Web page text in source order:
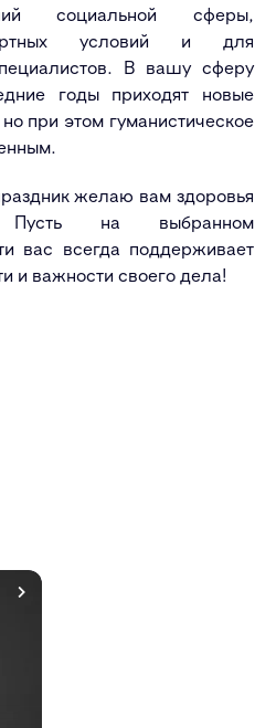
социальной сферы,
условий и для
В вашу сферу
годы приходят новые
при этом гуманистическое
желаю вам здоровья
Пусть на выбранном
вас всегда поддерживает
и важности своего дела!